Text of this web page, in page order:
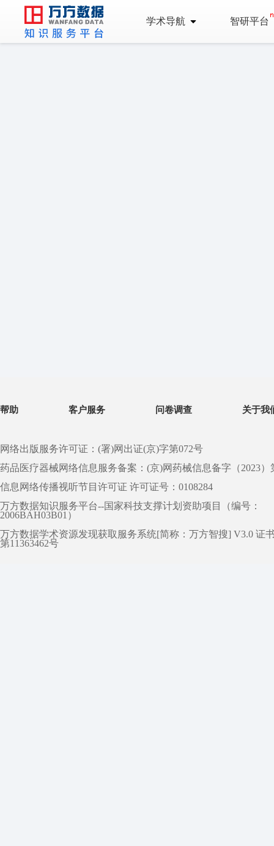
学术导航 智研平台
帮助 客户服务 问卷调查 关于我
网络出版服务许可证：(署)网出证(京)字第072号
药品医疗器械网络信息服务备案：(京)网药械信息备字（2023）
信息网络传播视听节目许可证 许可证号：0108284
万方数据知识服务平台--国家科技支撑计划资助项目（编号：
2006BAH03B01）
万方数据学术资源发现获取服务系统[简称：万方智搜] V3.0 证
第11363462号